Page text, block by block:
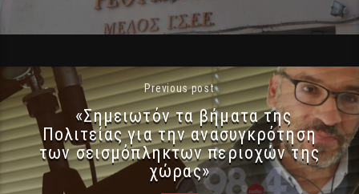
Previous post
«Σημειωτόν τα βήματα της
Πολιτείας για την ανασυγκρότηση
των σεισμόπληκτων περιοχών της
χώρας»